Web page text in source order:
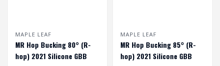
MAPLE LEAF
MR Hop Bucking 80° (R-
hop) 2021 Silicone GBB
MAPLE LEAF
MR Hop Bucking 85° (R-
hop) 2021 Silicone GBB